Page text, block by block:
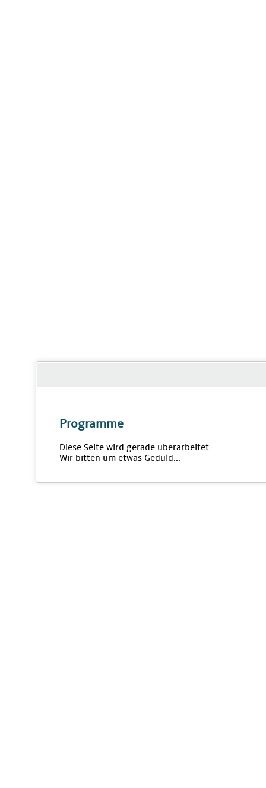
Programme
Diese Seite wird gerade überarbeitet.
Wir bitten um etwas Geduld...